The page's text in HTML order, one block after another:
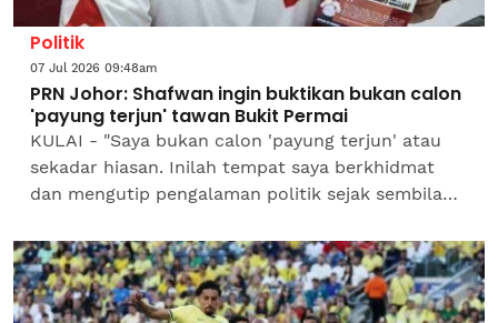
Politik
07 Jul 2026 09:48am
PRN Johor: Shafwan ingin buktikan bukan calon
'payung terjun' tawan Bukit Permai
KULAI - "Saya bukan calon 'payung terjun' atau
sekadar hiasan. Inilah tempat saya berkhidmat
dan mengutip pengalaman politik sejak sembilan
untuk...